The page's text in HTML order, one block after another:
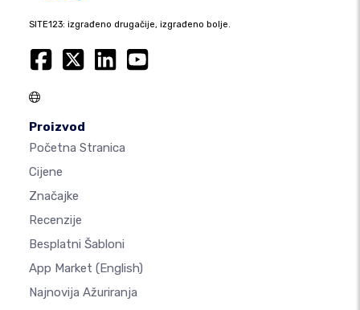
SITE123: izgrađeno drugačije, izgrađeno bolje.
Proizvod
Početna Stranica
Cijene
Značajke
Recenzije
Besplatni Šabloni
App Market (English)
Najnovija Ažuriranja